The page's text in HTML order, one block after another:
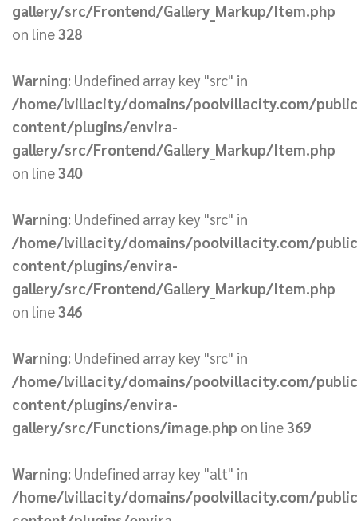
gallery/src/Frontend/Gallery_Markup/Item.php
on line328
Warning: Undefined array key "src" in
/home/lvillacity/domains/poolvillacity.com/
content/plugins/envira-
gallery/src/Frontend/Gallery_Markup/Item.php
on line340
Warning: Undefined array key "src" in
/home/lvillacity/domains/poolvillacity.com/
content/plugins/envira-
gallery/src/Frontend/Gallery_Markup/Item.php
on line346
Warning: Undefined array key "src" in
/home/lvillacity/domains/poolvillacity.com/
content/plugins/envira-
gallery/src/Functions/image.php on line369
Warning: Undefined array key "alt" in
/home/lvillacity/domains/poolvillacity.com/